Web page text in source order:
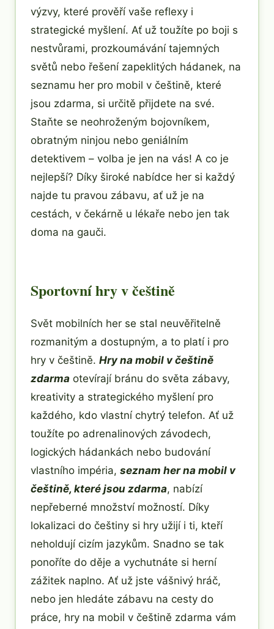
výzvy, které prověří vaše reflexy i
strategické myšlení. Ať už toužíte po boji s
nestvůrami, prozkoumávání tajemných
světů nebo řešení zapeklitých hádanek, na
seznamu her pro mobil v češtině, které
jsou zdarma, si určitě přijdete na své.
Staňte se neohroženým bojovníkem,
obratným ninjou nebo geniálním
detektivem – volba je jen na vás! A co je
nejlepší? Díky široké nabídce her si každý
najde tu pravou zábavu, ať už je na
cestách, v čekárně u lékaře nebo jen tak
doma na gauči.
Sportovní hry v češtině
Svět mobilních her se stal neuvěřitelně
rozmanitým a dostupným, a to platí i pro
hry v češtině. Hry na mobil v češtině
zdarma otevírají bránu do světa zábavy,
kreativity a strategického myšlení pro
každého, kdo vlastní chytrý telefon. Ať už
toužíte po adrenalinových závodech,
logických hádankách nebo budování
vlastního impéria, seznam her na mobil v
češtině, které jsou zdarma, nabízí
nepřeberné množství možností. Díky
lokalizaci do češtiny si hry užijí i ti, kteří
neholdují cizím jazykům. Snadno se tak
ponoříte do děje a vychutnáte si herní
zážitek naplno. Ať už jste vášnivý hráč,
nebo jen hledáte zábavu na cesty do
práce, hry na mobil v češtině zdarma vám